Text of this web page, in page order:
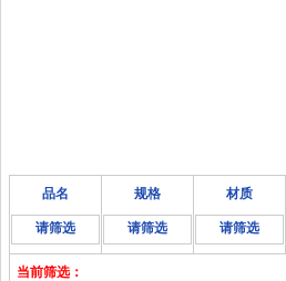
品名
请筛选
规格
请筛选
材质
请筛选
当前筛选：